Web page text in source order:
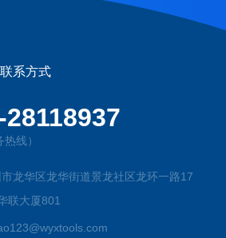
联系方式
28118937
热线）
龙华区龙华街道景龙社区龙环一路17
联大厦801